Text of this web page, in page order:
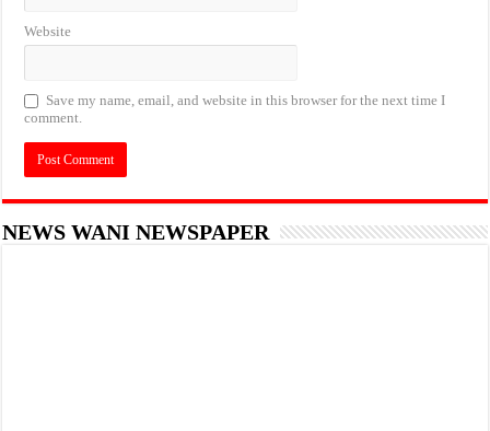
Website
Save my name, email, and website in this browser for the next time I
comment.
NEWS WANI NEWSPAPER